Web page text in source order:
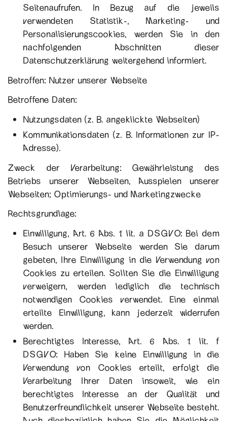
Seitenaufrufen. In Bezug auf die jeweils
verwendeten Statistik-, Marketing- und
Personalisierungscookies, werden Sie in den
nachfolgenden Abschnitten dieser
Datenschutzerklärung weitergehend informiert.
Betroffen: Nutzer unserer Webseite
Betroffene Daten:
Nutzungsdaten (z. B. angeklickte Webseiten)
Kommunikationsdaten (z. B. Informationen zur IP-
Adresse).
Zweck der Verarbeitung: Gewährleistung des
Betriebs unserer Webseiten, Ausspielen unserer
Webseiten; Optimierungs- und Marketingzwecke
Rechtsgrundlage:
Einwilligung, Art. 6 Abs. 1 lit. a DSGVO: Bei dem
Besuch unserer Webseite werden Sie darum
gebeten, Ihre Einwilligung in die Verwendung von
Cookies zu erteilen. Sollten Sie die Einwilligung
verweigern, werden lediglich die technisch
notwendigen Cookies verwendet. Eine einmal
erteilte Einwilligung, kann jederzeit widerrufen
werden.
Berechtigtes Interesse, Art. 6 Abs. 1 lit. f
DSGVO: Haben Sie keine Einwilligung in die
Verwendung von Cookies erteilt, erfolgt die
Verarbeitung Ihrer Daten insoweit, wie ein
berechtigtes Interesse an der Qualität und
Benutzerfreundlichkeit unserer Webseite besteht.